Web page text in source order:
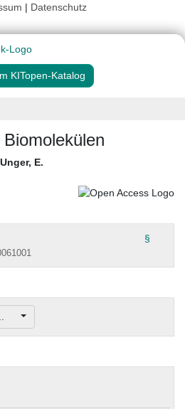
| Datenschutz
KITopen-Katalog
Unger, E.
§
...